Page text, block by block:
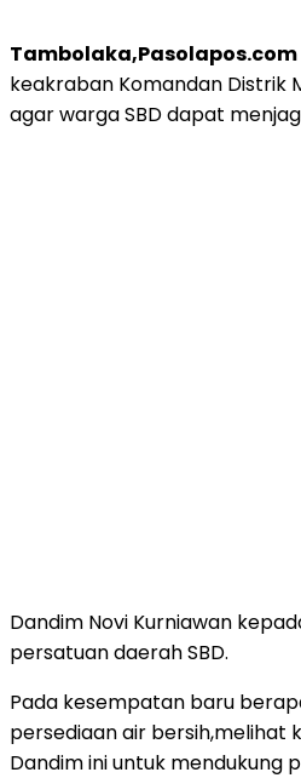
Tambolaka,Pasolapos.com
keakraban Komandan Distrik
agar warga SBD dapat
Dandim Novi Kurniawan
persatuan daerah SBD.
Pada kesempatan baru
persediaan air bersih,melihat
Dandim ini untuk mendukung